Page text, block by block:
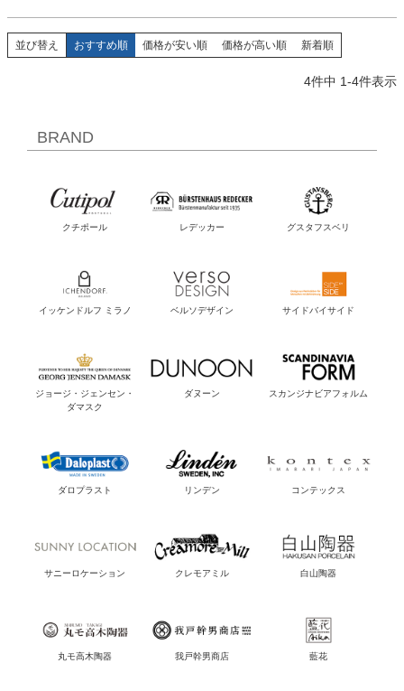
並び替え おすすめ順 価格が安い順 価格が高い順 新着順
4件中 1-4件表示
BRAND
クチポール レデッカー グスタフスベリ
イッケンドルフ ミラノ ベルソデザイン サイドバイサイド
ジョージ・ジェンセン・
ダマスク
ダヌーン スカンジナビアフォルム
ダロプラスト リンデン コンテックス
サニーロケーション クレモアミル 白山陶器
丸モ高木陶器 我戸幹男商店 藍花